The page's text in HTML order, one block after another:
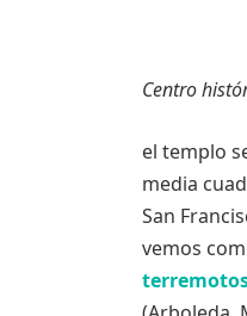
Centro
el templo
media
San
vemos